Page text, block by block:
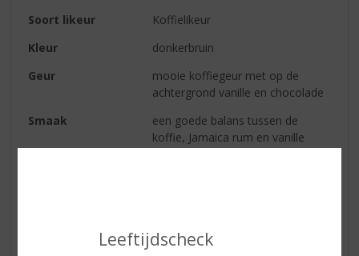
Leeftijdscheck
Soort likeur
Koffielikeur
Kleur
donkerbruin
Geur
mooie koffiegeur met op de
achtergrond vanille en chocolade
Smaak
een goede balans tussen de
koffie, Jamaica rum en vanille